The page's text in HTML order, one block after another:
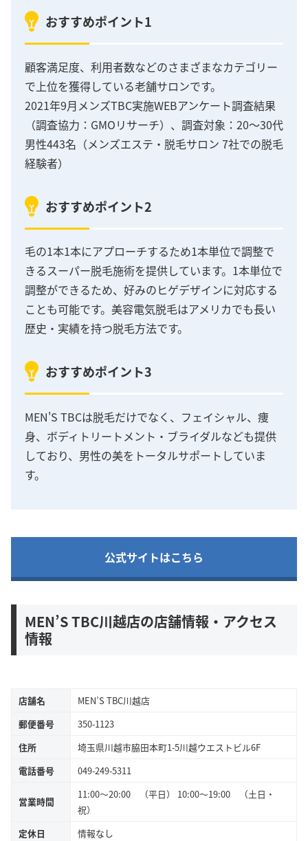
おすすめポイント1
顧客満足度、利用者数などのさまざまなカテゴリー
で上位を獲得している老舗サロンです。
2021年9月メンズTBC実施WEBアンケート調査結果
（調査協力：GMOリサーチ）、調査対象：20～30代
男性443名（メンズエステ・脱毛サロン 7社での脱毛
経験者）
おすすめポイント2
毛の1本1本にアプローチするため1本単位で調整で
きるスーパー脱毛施術を提供しています。1本単位で
調整ができるため、好みのヒゲデザインに対応する
ことも可能です。美容電気脱毛はアメリカでも長い
歴史・実績を持つ脱毛方法です。
おすすめポイント3
MEN'S TBCは脱毛だけでなく、フェイシャル、痩
身、ボディトリートメント・ブライダルなども提供
しており、男性の美をトータルサポートしていま
す。
公式サイトはこちら
MEN’S TBC川越店の店舗情報・アクセス
情報
店舗名
MEN’S TBC川越店
郵便番号
350-1123
住所
埼玉県川越市脇田本町1-5川越ウエストビル6F
電話番号
049-249-5311
営業時間
11:00～20:00 （平日） 10:00～19:00 （土日・
祝）
定休日
情報なし